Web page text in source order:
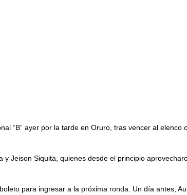
“B” ayer por la tarde en Oruro, tras vencer al elenco
Jeison Siquita, quienes desde el principio
para ingresar a la próxima ronda. Un día antes,